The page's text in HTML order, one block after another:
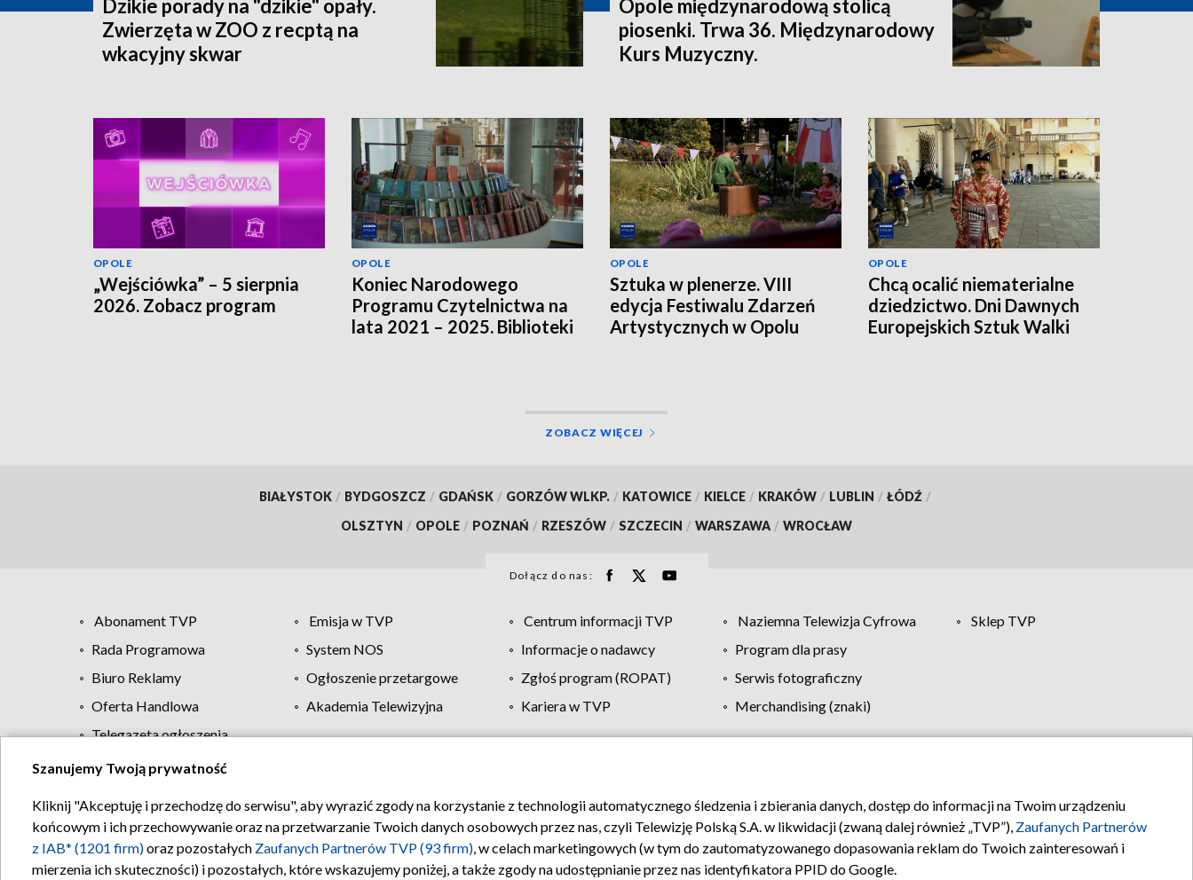
Dzikie porady na "dzikie" opały.
Zwierzęta w ZOO z recptą na
wkacyjny skwar
Opole międzynarodową stolicą
piosenki. Trwa 36. Międzynarodowy
Kurs Muzyczny.
OPOLE
„Wejściówka” – 5 sierpnia
2026. Zobacz program
OPOLE
Koniec Narodowego
Programu Czytelnictwa na
lata 2021 – 2025. Biblioteki
OPOLE
Sztuka w plenerze. VIII
edycja Festiwalu Zdarzeń
Artystycznych w Opolu
OPOLE
Chcą ocalić niematerialne
dziedzictwo. Dni Dawnych
Europejskich Sztuk Walki
ZOBACZ WIĘCEJ
BIAŁYSTOK / BYDGOSZCZ / GDAŃSK / GORZÓW WLKP. / KATOWICE / KIELCE / KRAKÓW / LUBLIN / ŁÓDŹ /
OLSZTYN / OPOLE / POZNAŃ / RZESZÓW / SZCZECIN / WARSZAWA / WROCŁAW
Dołącz do nas:
Abonament TVP Emisja w TVP Centrum informacji TVP Naziemna Telewizja Cyfrowa
Sklep TVP
Rada Programowa
System NOS Informacje o nadawcy
Program dla prasy
Biuro Reklamy
Ogłoszenie przetargowe Zgłoś program (ROPAT)
Serwis fotograficzny
Oferta Handlowa
Akademia Telewizyjna Kariera w TVP
Merchandising (znaki)
Telegazeta ogłoszenia
Regulamin TVP Polityka prywatności Moje zgody Pomoc Biuro reklamy Kontakt
Szanujemy Twoją prywatność
Kliknij "Akceptuję i przechodzę do serwisu", aby wyrazić zgody na korzystanie z technologii automatycznego śledzenia i zbierania danych, dostęp do informacji na Twoim urządzeniu
końcowym i ich przechowywanie oraz na przetwarzanie Twoich danych osobowych przez nas, czyli Telewizję Polską S.A. w likwidacji (zwaną dalej również „TVP”), Zaufanych Partnerów
z IAB* (1201 firm)oraz pozostałych Zaufanych Partnerów TVP (93 firm), w celach marketingowych (w tym do zautomatyzowanego dopasowania reklam do Twoich zainteresowań i
mierzenia ich skuteczności) i pozostałych, które wskazujemy poniżej, a także zgody na udostępnianie przez nas identyfikatora PPID do Google.